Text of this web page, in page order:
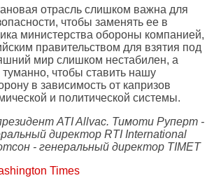
отрасль слишком важна для
чтобы заменять ее в
министерства обороны компанией,
правительством для взятия под
мир слишком нестабилен, а
чтобы ставить нашу
в зависимость от капризов
и политической системы.
ATI Allvac. Тимоти Руперт -
директор RTI International
- генеральный директор TIMET
Times